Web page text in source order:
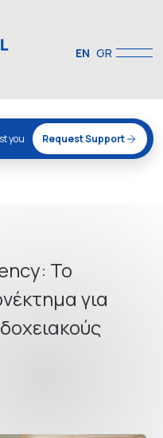
EN GR
you Request Support
Το
για